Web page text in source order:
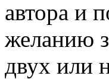
автора и
желанию
двух или